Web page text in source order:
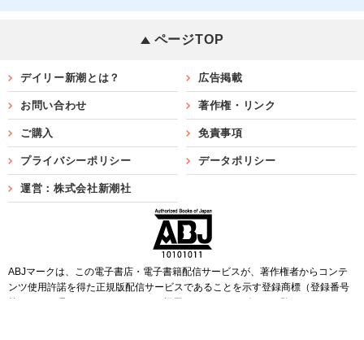
ページTOP
デイリー新潮とは？ 広告掲載
お問い合わせ 著作権・リンク
ご購入 免責事項
プライバシーポリシー データポリシー
運営：株式会社新潮社
ABJマークは、この電子書店・電子書籍配信サービスが、著作権者からコンテ
ンツ使用許諾を得た正規版配信サービスであることを示す登録商標（登録番号
第6091713号）です。ABJマークを掲示しているサービスの一覧は